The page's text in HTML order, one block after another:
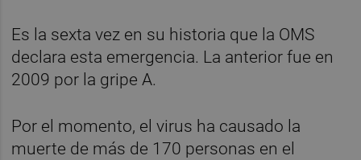
Es la sexta vez en su historia que la OMS
declara esta emergencia. La anterior fue en
2009 por la gripe A.
Por el momento, el virus ha causado la
muerte de más de 170 personas en el